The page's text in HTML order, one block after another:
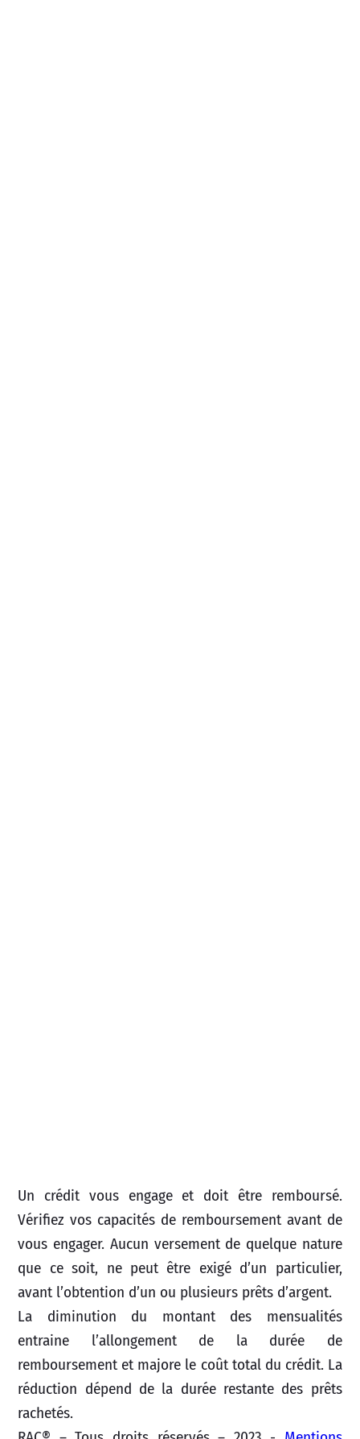
Un crédit vous engage et doit être remboursé.
Vérifiez vos capacités de remboursement avant de
vous engager. Aucun versement de quelque nature
que ce soit, ne peut être exigé d’un particulier,
avant l’obtention d’un ou plusieurs prêts d’argent.
La diminution du montant des mensualités
entraine l’allongement de la durée de
remboursement et majore le coût total du crédit. La
réduction dépend de la durée restante des prêts
rachetés.